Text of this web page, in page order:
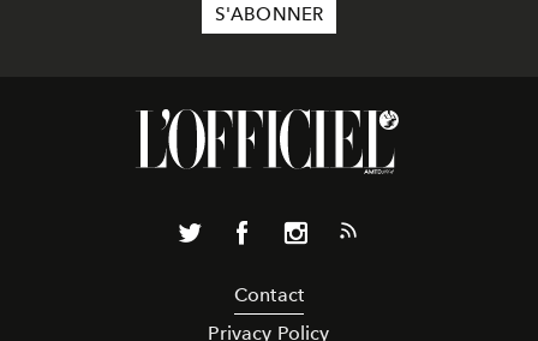
Contact
Privacy Policy